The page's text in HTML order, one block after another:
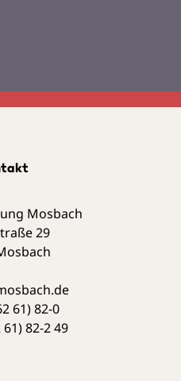
Mosbach
29
61) 82-0
61) 82-2 49